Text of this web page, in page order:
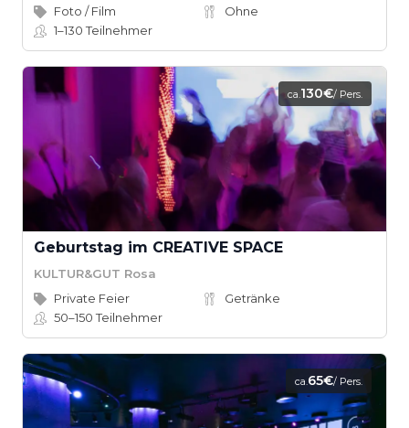
Foto / Film
Ohne
1–130Teilnehmer
ca.130€/ Pers.
Geburtstag im CREATIVE SPACE
KULTUR&GUT Rosa
Private Feier
Getränke
50–150Teilnehmer
ca.65€/ Pers.